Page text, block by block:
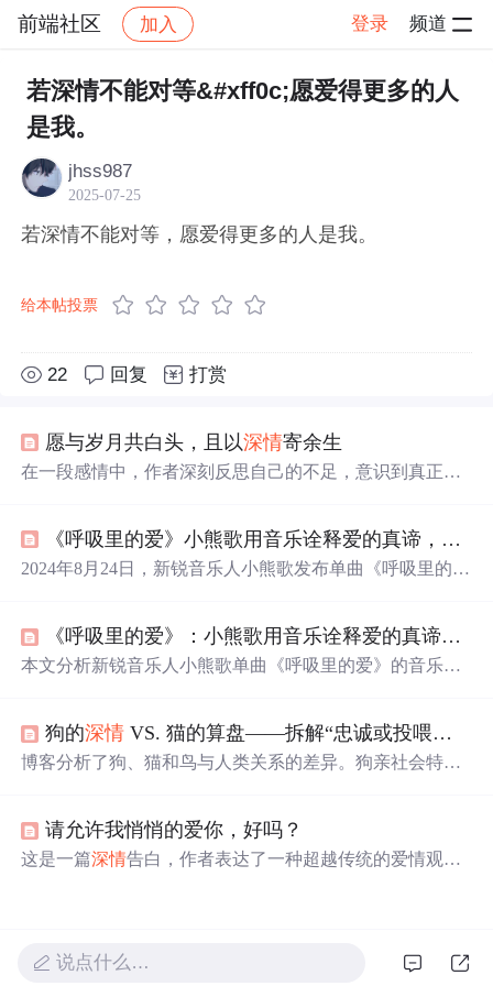
前端社区 加入 登录 频道
社区 前端社区 感慨 帖子详情
若深情不能对等&#xff0c;愿爱得更多的人
是我。
jhss987
2025-07-25
若深情不能对等，愿爱得更多的人是我。
给本帖投票
22 回复 打赏
愿与岁月共白头，且以深情寄余生
在一段感情中，作者深刻反思自己的不足，意识到真正的
的人。
《呼吸里的爱》小熊歌用音乐诠释爱的真谛，在平凡中感受
2024年8月24日，新锐音乐人小熊歌发布单曲《呼吸里的
暖力量，引发关于爱情、成长和救赎的思考，带来共鸣与
力量。
《呼吸里的爱》：小熊歌用音乐诠释爱的真谛，在平凡中感受
本文分析新锐音乐人小熊歌单曲《呼吸里的爱》的音乐构
计，探讨旋律结构、歌词叙事逻辑与声音表现力如何共同
构建内敛深情 的听觉体验。
狗的深情 VS. 猫的算盘——拆解“忠诚或投喂机”背后的人宠密码
博客分析了狗、猫和鸟与人类关系的差异。狗亲社会特征
给出让关系越过“投喂机”的实用指南，强调爱与算计不矛
盾。
请允许我悄悄的爱你，好吗？
这是一篇深情告白，作者表达了一种超越传统的爱情观
说点什么…